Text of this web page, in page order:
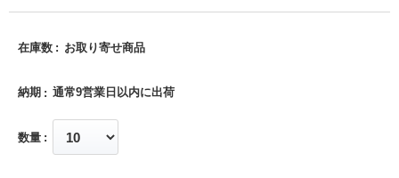
在庫数 お取り寄せ商品
納期 通常9営業日以内に出荷
数量